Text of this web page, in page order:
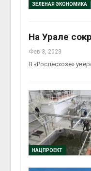
ЗЕЛЕНАЯ ЭКОНОМИКА
На Урале
Фев 3, 2023
В «Рослесхозе»
НАЦПРОЕКТ